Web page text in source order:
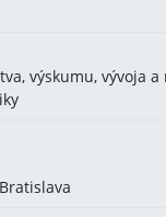
výskumu, vývoja a